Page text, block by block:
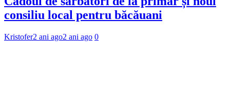
consiliu local pentru băcăuani
Kristofer2 ani ago2 ani ago 0